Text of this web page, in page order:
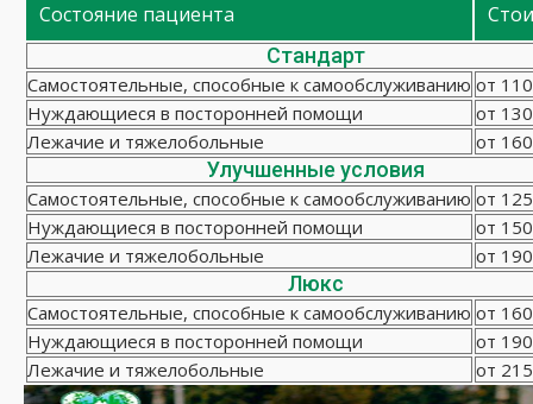
Состояние пациента
Стандарт
Самостоятельные, способные к самообслуживанию от
Нуждающиеся в посторонней помощи
от
Лежачие и тяжелобольные
от
Улучшенные условия
Самостоятельные, способные к самообслуживанию от
Нуждающиеся в посторонней помощи
от
Лежачие и тяжелобольные
от
Люкс
Самостоятельные, способные к самообслуживанию от
Нуждающиеся в посторонней помощи
от
Лежачие и тяжелобольные
от